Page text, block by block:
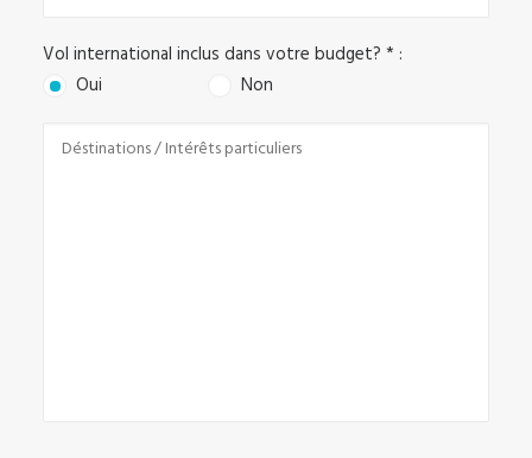
Vol international inclus dans votre budget? * :
Oui
Non